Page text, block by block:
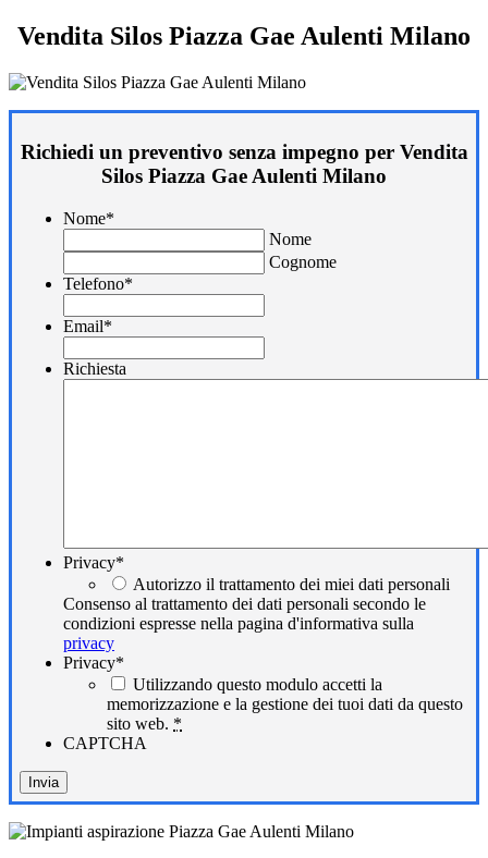
Vendita Silos Piazza Gae Aulenti Milano
Richiedi un preventivo senza impegno per Vendita
Silos Piazza Gae Aulenti Milano
Nome*
Nome
Cognome
Telefono*
Email*
Richiesta
Privacy*
Autorizzo il trattamento dei miei dati personali
Consenso al trattamento dei dati personali secondo le
condizioni espresse nella pagina d'informativa sulla
privacy
Privacy*
Utilizzando questo modulo accetti la
memorizzazione e la gestione dei tuoi dati da questo
sito web. *
CAPTCHA